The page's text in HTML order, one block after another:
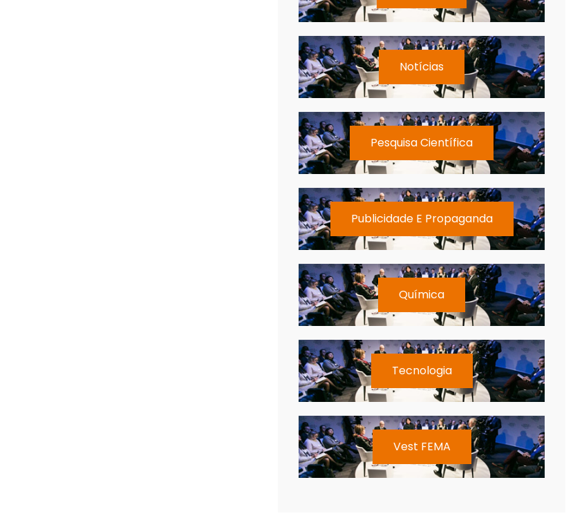
Notícias
Pesquisa Científica
Publicidade E Propaganda
Química
Tecnologia
Vest FEMA